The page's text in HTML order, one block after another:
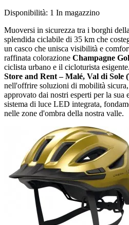
Disponibilità: 1 In magazzino
Muoversi in sicurezza tra i borghi della
splendida ciclabile di 35 km che
un casco che unisca visibilità e
raffinata colorazione Champagne
ciclista urbano e il cicloturista
Store and Rent – Malé, Val di Sole
nell'offrire soluzioni di mobilità sicura,
approvato dai nostri esperti per la sua
sistema di luce LED integrata,
nelle zone d'ombra della nostra valle.